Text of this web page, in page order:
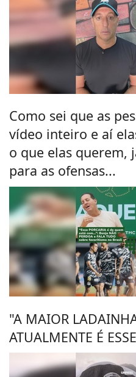
Como sei que as
vídeo inteiro e aí
o que elas querem,
para as ofensas...
"A MAIOR
ATUALMENTE É